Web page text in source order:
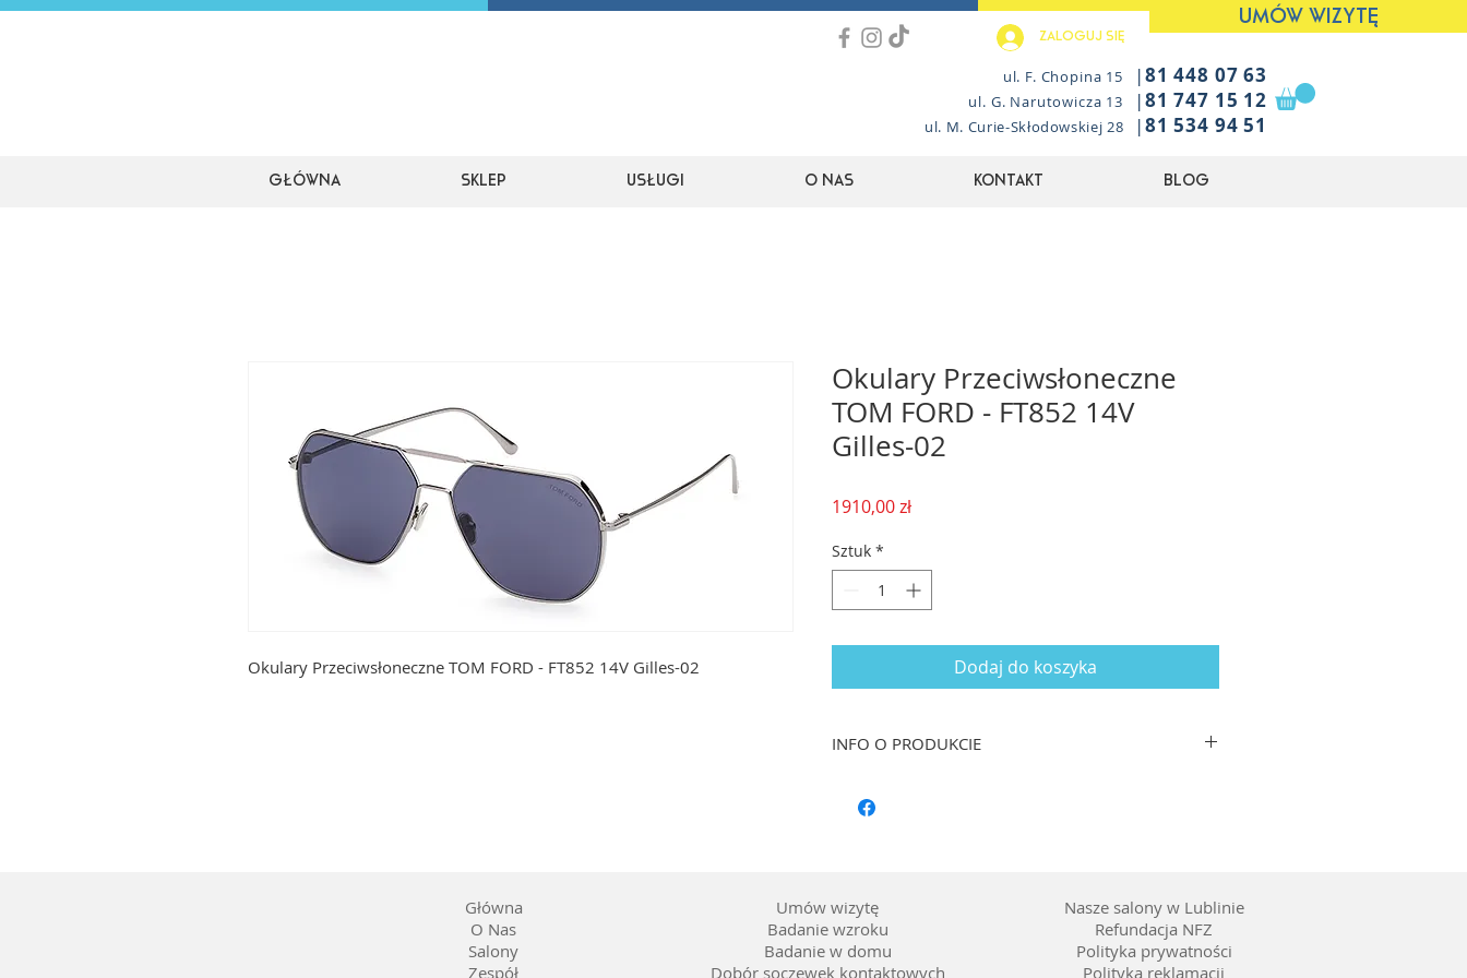
Zaloguj się
UMÓW WIZYTĘ
ul. F. Chopina 15
ul. G. Narutowicza 13
ul. M. Curie-Skłodowskiej 28
|81 448 07 63
|81 747 15 12
|81 534 94 51
Główna Sklep Usługi O nas Kontakt Blog
Okulary Przeciwsłoneczne TOM FORD - FT852 14V Gilles-02
Okulary Przeciwsłoneczne
TOM FORD - FT852 14V
Gilles-02
1910,00 złCena
Sztuk *
Dodaj do koszyka
INFO O PRODUKCIE
Kształt: Pilotka
granatowy lustrzany
Główna
O Nas
Salony
Zespół
Umów wizytę
Badanie wzroku
Badanie w domu
Dobór soczewek kontaktowych
Nasze salony w Lublinie
Refundacja NFZ
Polityka prywatności
Polityka reklamacji